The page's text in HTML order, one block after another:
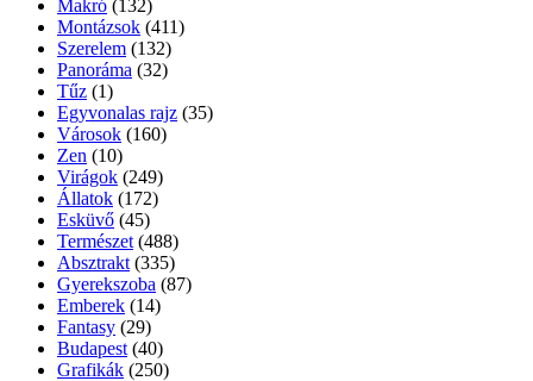
Makró (132)
Montázsok (411)
Szerelem (132)
Panoráma (32)
Tűz (1)
Egyvonalas rajz (35)
Városok (160)
Zen (10)
Virágok (249)
Állatok (172)
Esküvő (45)
Természet (488)
Absztrakt (335)
Gyerekszoba (87)
Emberek (14)
Fantasy (29)
Budapest (40)
Grafikák (250)